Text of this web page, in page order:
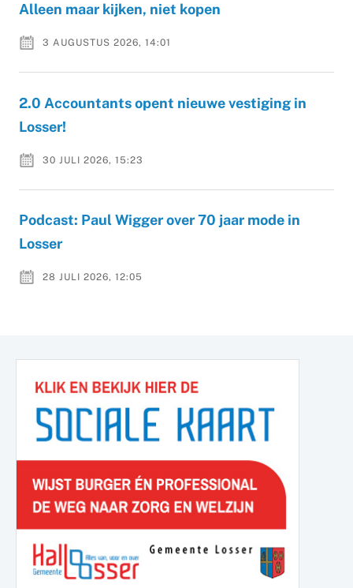
Alleen maar kijken, niet kopen
3 AUGUSTUS 2026, 14:01
2.0 Accountants opent nieuwe vestiging in
Losser!
30 JULI 2026, 15:23
Podcast: Paul Wigger over 70 jaar mode in
Losser
28 JULI 2026, 12:05